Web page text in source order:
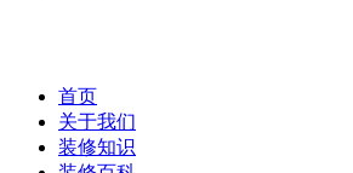
首页
关于我们
装修知识